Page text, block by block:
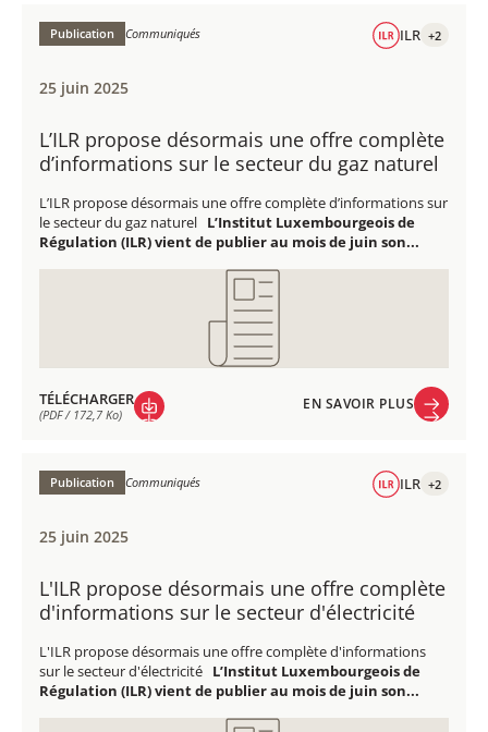
(PDF / 221,2 Ko)
Publication Communiqués ILR +2
25 juin 2025
L’ILR propose désormais une offre complète
d’informations sur le secteur du gaz naturel
L’ILR propose désormais une offre complète d’informations sur
le secteur du gaz naturel L’Institut Luxembourgeois de
Régulation (ILR) vient de publier au mois de juin son...
TÉLÉCHARGER
(PDF / 172,7 Ko)
(PDF / 172,7 Ko)
EN SAVOIR PLUS
Publication Communiqués ILR +2
25 juin 2025
L'ILR propose désormais une offre complète
d'informations sur le secteur d'électricité
L'ILR propose désormais une offre complète d'informations
sur le secteur d'électricité L’Institut Luxembourgeois de
Régulation (ILR) vient de publier au mois de juin son...